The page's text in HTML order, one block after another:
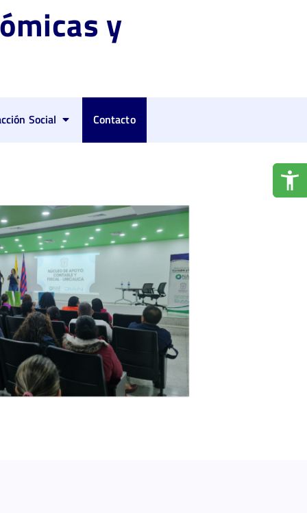
y
Social Contacto